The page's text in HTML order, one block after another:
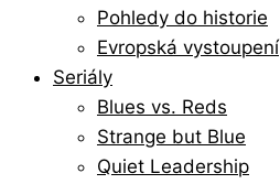
Pohledy do historie
Evropská vystoupení
Seriály
Blues vs. Reds
Strange but Blue
Quiet Leadership